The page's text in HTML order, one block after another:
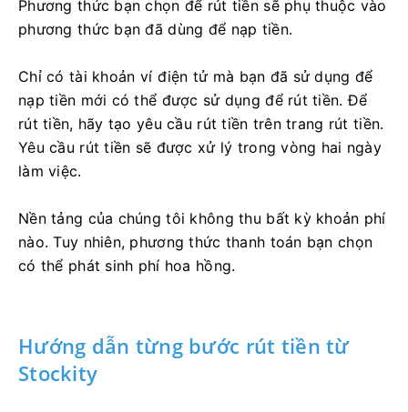
Phương thức bạn chọn để rút tiền sẽ phụ thuộc vào
phương thức bạn đã dùng để nạp tiền.
Chỉ có tài khoản ví điện tử mà bạn đã sử dụng để
nạp tiền mới có thể được sử dụng để rút tiền. Để
rút tiền, hãy tạo yêu cầu rút tiền trên trang rút tiền.
Yêu cầu rút tiền sẽ được xử lý trong vòng hai ngày
làm việc.
Nền tảng của chúng tôi không thu bất kỳ khoản phí
nào. Tuy nhiên, phương thức thanh toán bạn chọn
có thể phát sinh phí hoa hồng.
Hướng dẫn từng bước rút tiền từ
Stockity